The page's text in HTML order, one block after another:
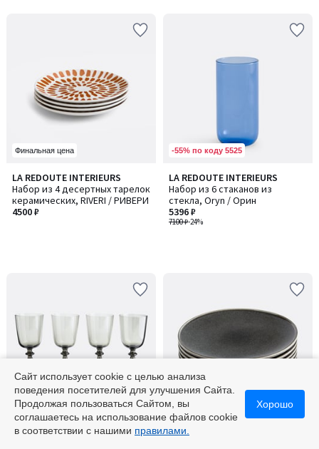
Финальная цена
LA REDOUTE INTERIEURS
Набор из 4 десертных тарелок
керамических, RIVERI / РИВЕРИ
4500 ₽
-55% по коду 5525
LA REDOUTE INTERIEURS
Набор из 6 стаканов из
стекла, Oryn / Орин
7100 ₽-24%
5396 ₽
-55% по коду 5525
LA REDOUTE INTERIEURS
-55% по коду 5525
LA REDOUTE INTERIEURS
Сайт использует cookie с целью анализа
поведения посетителей для улучшения Сайта.
Продолжая пользоваться Сайтом, вы
соглашаетесь на использование файлов cookie
в соответствии с нашими правилами.
Хорошо